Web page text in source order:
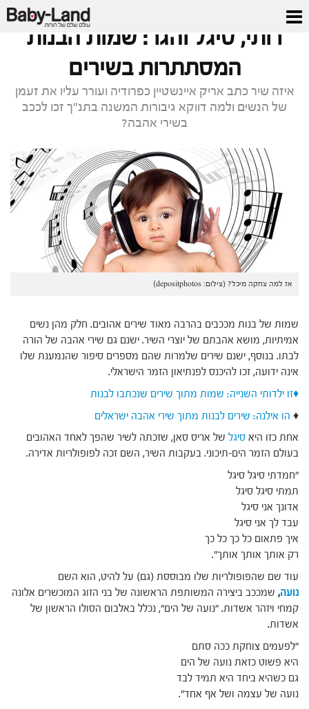
דף הבית רותי, סיגל והגר: שמות הבנות המסתתרות בשירים
רותי, סיגל והגר: שמות הבנות
המסתתרות בשירים
איזה שיר כתב אריק איינשטיין כפרודיה ועורר עליו את זעמן
של הנשים ולמה דווקא גיבורות המשנה בתנ"ך זכו לככב
בשירי אהבה?
אז למה צחקה מיכל? (צילום: depositphotos)
שמות של בנות מככבים בהרבה מאוד שירים אהובים. חלק מהן נשים
אמיתיות, מושא אהבתם של יוצרי השיר. ישנם גם שירי אהבה של הורה
לבתו. בנוסף, ישנם שירים שלמרות שהם מספרים סיפור שהנמענת שלו
אינה ידועה, זכו להיכנס לפנתיאון הזמר הישראלי.
♦זו ילדותי השנייה: שמות מתוך שירים שנכתבו לבנות
♦ הו אילנה: שירים לבנות מתוך שירי אהבה ישראלים
אחת כזו היא סיגל של אריס סאן, שזכתה לשיר שהפך לאחד האהובים
בעולם הזמר הים-תיכוני. בעקבות השיר, השם זכה לפופולריות אדירה.
"חמדתי סיגל סיגל
תמתי סיגל סיגל
אדונך אני סיגל
עבד לך אני סיגל
איך פתאום כל כך כל כך
רק אותך אותך אותך".
עוד שם שהפופולריות שלו מבוססת (גם) על להיט, הוא השם
נועה, שמככב ביצירה המשותפת הראשונה של בני הזוג המוכשרים אלונה
קמחי ויזהר אשדות. "נועה של הים", נכלל באלבום הסולו הראשון של
אשדות.
"לפעמים צוחקת ככה סתם
היא פשוט כזאת נועה של הים
גם כשהיא ביחד היא תמיד לבד
נועה של עצמה ושל אף אחד".